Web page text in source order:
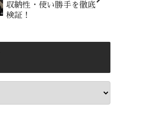
収納性・使い勝手を徹底
検証！